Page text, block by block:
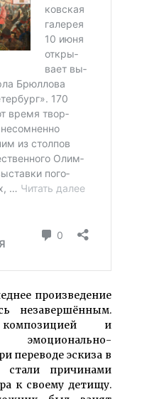
произведение
незавершённым.
композицией и
переводе эскиза в
причинами
к своему детищу.